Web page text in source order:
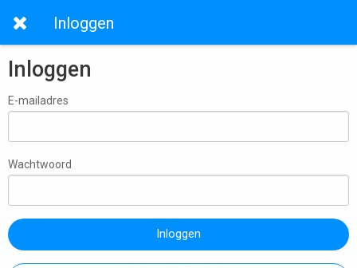
Inloggen
Inloggen
E-mailadres
Wachtwoord
Inloggen